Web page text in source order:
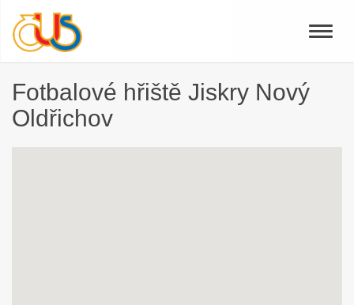
Toggle
Fotbalové hřiště Jiskry Nový
Oldřichov